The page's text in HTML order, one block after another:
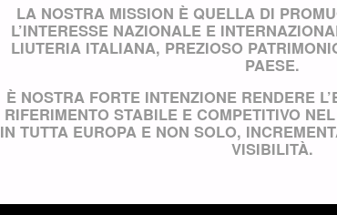
LA NOSTRA MISSION È QUELLA DI
L’INTERESSE NAZIONALE E
LIUTERIA ITALIANA, PREZIOSO
PAESE.
È NOSTRA FORTE INTENZIONE RENDERE
RIFERIMENTO STABILE E COMPETITIVO
IN TUTTA EUROPA E NON SOLO,
VISIBILITÀ.